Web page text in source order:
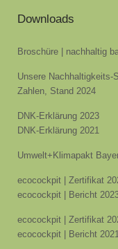
Downloads
Broschüre | nachhaltig
Unsere Nachhaltigkeits-
Zahlen, Stand 2024
DNK-Erklärung 2023
DNK-Erklärung 2021
Umwelt+Klimapakt
ecocockpit | Zertifikat
ecocockpit | Bericht
ecocockpit | Zertifikat
ecocockpit | Bericht